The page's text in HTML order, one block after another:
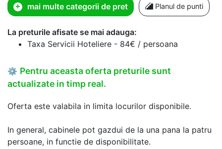
mai multe categorii de pret Planul de punti
La preturile afisate se mai adauga:
Taxa Servicii Hoteliere - 84€ / persoana
⚙ Pentru aceasta oferta preturile sunt
actualizate in timp real.
Oferta este valabila in limita locurilor disponibile.
In general, cabinele pot gazdui de la una pana la patru
persoane, in functie de disponibilitate.